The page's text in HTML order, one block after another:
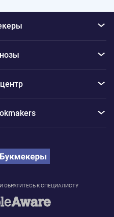
ОБРАТИТЕСЬ К СПЕЦИАЛИСТУ